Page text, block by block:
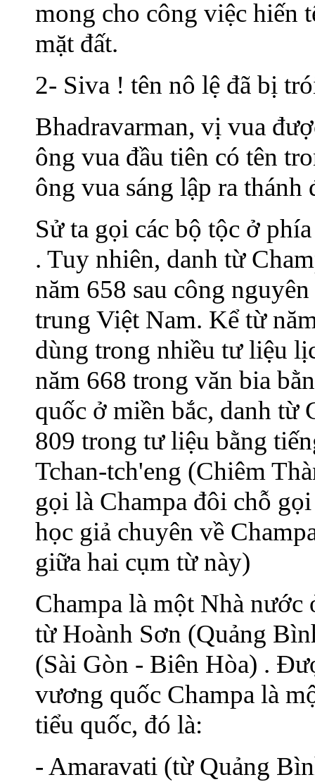
mong cho công việc hiến
mặt đất.
2- Siva ! tên nô lệ đã bị
Bhadravarman, vị vua
ông vua đầu tiên có tên
ông vua sáng lập ra
Sử ta gọi các bộ tộc ở
. Tuy nhiên, danh từ
năm 658 sau công
trung Việt Nam. Kể từ
dùng trong nhiều tư liệu
năm 668 trong văn bia
quốc ở miền bắc, danh từ
809 trong tư liệu bằng
Tchan-tch'eng (Chiêm
gọi là Champa đôi chỗ
học giả chuyên về
giữa hai cụm từ này)
Champa là một Nhà
từ Hoành Sơn (Quảng
(Sài Gòn - Biên Hòa) .
vương quốc Champa là
tiểu quốc, đó là:
- Amaravati (từ Quảng